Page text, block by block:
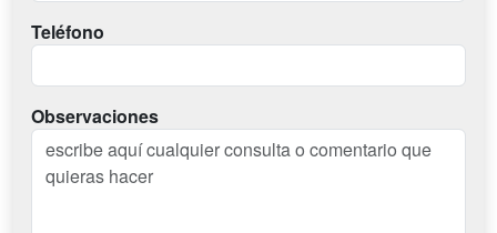
Teléfono
Observaciones